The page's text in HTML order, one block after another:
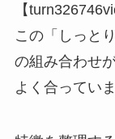
【
この「しっと
の組み合わせ
よく合っていま